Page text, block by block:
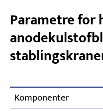
Parametre for
Komponenter